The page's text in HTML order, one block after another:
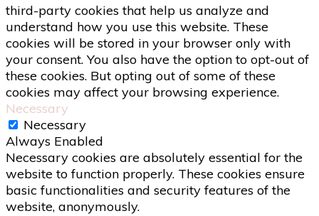
third-party cookies that help us analyze and
understand how you use this website. These
cookies will be stored in your browser only with
your consent. You also have the option to opt-out of
these cookies. But opting out of some of these
cookies may affect your browsing experience.
Necessary
Necessary
Always Enabled
Necessary cookies are absolutely essential for the
website to function properly. These cookies ensure
basic functionalities and security features of the
website, anonymously.